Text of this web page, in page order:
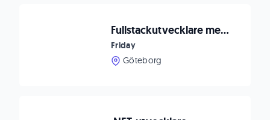
Fullstackutvecklare med backend-fokus till IT-bolag
Friday
Göteborg